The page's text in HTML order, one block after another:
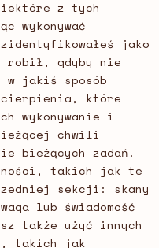
z tych
wykonywać
jako
robił, gdyby nie
jakiś sposób
które
wykonywanie i
chwili
bieżących zadań.
takich jak te
sekcji: skany
lub świadomość
także użyć innych
takich jak